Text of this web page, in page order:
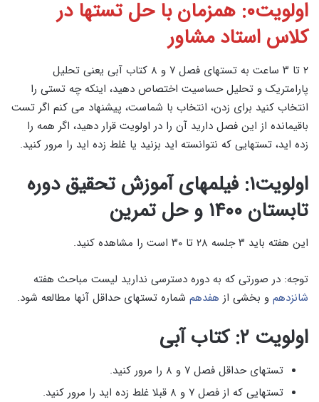
اولویت۰: همزمان با حل تستها در
کلاس استاد مشاور
۲ تا ۳ ساعت به تستهای فصل ۷ و ۸ کتاب آبی یعنی تحلیل
پارامتریک و تحلیل حساسیت اختصاص دهید، اینکه چه تستی را
انتخاب کنید برای زدن، انتخاب با شماست، پیشنهاد می کنم اگر تست
باقیمانده از این فصل دارید آن را در اولویت قرار دهید، اگر همه را
زده اید، تستهایی که نتوانسته اید بزنید یا غلط زده اید را مرور کنید.
اولویت۱: فیلمهای آموزش تحقیق دوره
تابستان ۱۴۰۰ و حل تمرین
این هفته باید ۳ جلسه ۲۸ تا ۳۰ است را مشاهده کنید.
توجه: در صورتی که به دوره دسترسی ندارید لیست مباحث هفته
شانزدهم و بخشی از هفدهم شماره تستهای حداقل آنها مطالعه شود.
اولویت ۲: کتاب آبی
تستهای حداقل فصل ۷ و ۸ را مرور کنید.
تستهایی که از فصل ۷ و ۸ قبلا غلط زده اید را مرور کنید.